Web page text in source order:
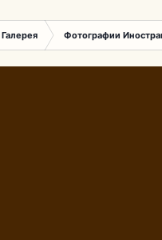
Галерея Фотографии